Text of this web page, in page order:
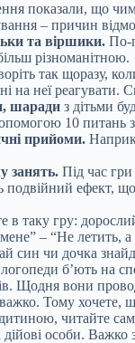
показали, що
– причин
та віршики. По-
різноманітною.
так щоразу,
на неї
шаради з дітьми
10 питань
прийоми.
занять. Під час
подвійний ефект,
в таку гру:
– “Не летить,
син чи дочка
б’ють на
Щодня вони
Тому хочете,
читайте
особи.